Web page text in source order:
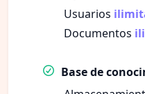
Usuarios
Documentos
Base de